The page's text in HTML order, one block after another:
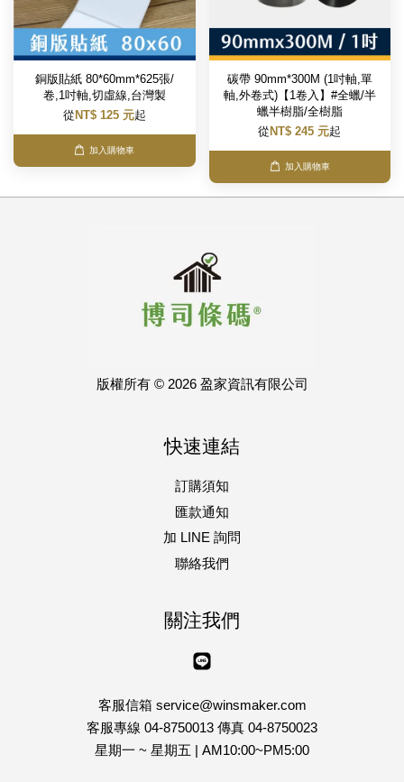
銅版貼紙 80*60mm*625張/
卷,1吋軸,切虛線,台灣製
從 NT$ 125 元起
加入購物車
碳帶 90mm*300M (1吋軸,單
軸,外卷式)【1卷入】#全蠟/半
蠟半樹脂/全樹脂
從 NT$ 245 元起
加入購物車
版權所有 © 2026 盈家資訊有限公司
快速連結
訂購須知
匯款通知
加 LINE 詢問
聯絡我們
關注我們
客服信箱 service@winsmaker.com
客服專線 04-8750013 傳真 04-8750023
星期一 ~ 星期五 | AM10:00~PM5:00